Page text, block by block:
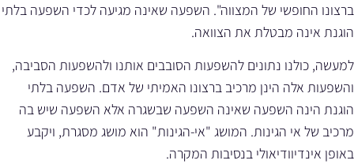
ברצונו החופשי של המצווה". השפעה שאינה מגיעה לכדי השפעה בלתי
הוגנת אינה מבטלת את הצוואה.
למעשה, כולנו נתונים להשפעות הסובבים אותנו ולהשפעות הסביבה,
והשפעות אלה הינן מרכיב ברצונו האמיתי של אדם. השפעה בלתי
הוגנת הינה השפעה שאינה השפעה שבשגרה אלא השפעה שיש בה
מרכיב של אי הגינות. המושג "אי-הגינות" הוא מושג מסגרת, ויקבע
באופן אינדיוודיאולי בנסיבות המקרה.